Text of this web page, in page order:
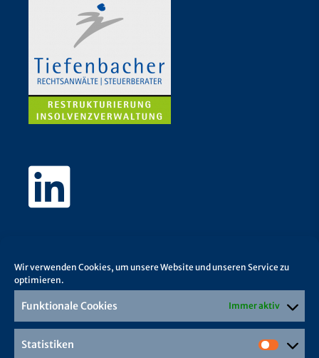
Wir verwenden Cookies, um unsere Website und unseren Service zu
optimieren.
Funktionale Cookies Immer aktiv
Statistiken